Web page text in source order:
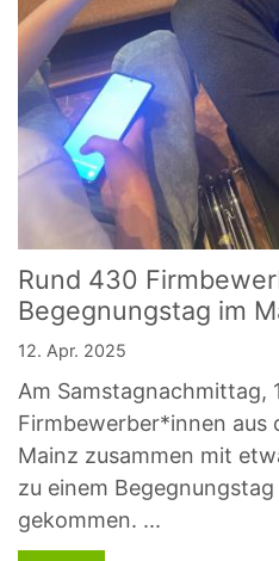
Rund 430
Begegnungstag im
12. Apr. 2025
Am Samstagnachmittag,
Firmbewerber*innen aus
Mainz zusammen mit
zu einem
gekommen. ...